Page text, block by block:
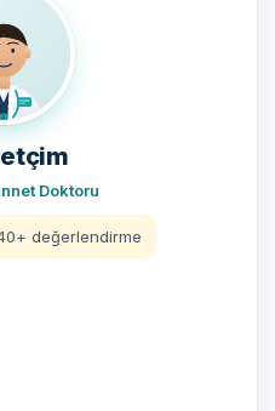
Doktoru
değerlendirme